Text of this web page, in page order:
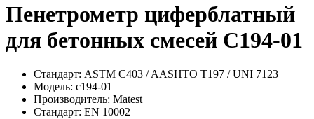
Пенетрометр циферблатный
для бетонных смесей C194-01
Стандарт: ASTM C403 / AASHTO T197 / UNI 7123
Модель: c194-01
Производитель: Matest
Стандарт: EN 10002